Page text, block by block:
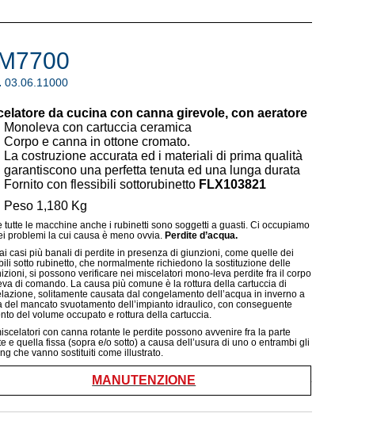
03.06.11000
da cucina con canna girevole, con aeratore
Monoleva con cartuccia ceramica
Corpo e canna in ottone cromato.
La costruzione accurata ed i materiali di prima qualità
garantiscono una perfetta tenuta ed una lunga durata
Fornito con flessibili sottorubinetto FLX103821
Peso 1,180 Kg
tutte le macchine anche i rubinetti sono soggetti a guasti. Ci occupiamo
problemi la cui causa è meno ovvia. Perdite d’acqua.
casi più banali di perdite in presenza di giunzioni, come quelle dei
sotto rubinetto, che normalmente richiedono la sostituzione delle
si possono verificare nei miscelatori mono-leva perdite fra il corpo
di comando. La causa più comune è la rottura della cartuccia di
solitamente causata dal congelamento dell’acqua in inverno a
del mancato svuotamento dell’impianto idraulico, con conseguente
del volume occupato e rottura della cartuccia.
con canna rotante le perdite possono avvenire fra la parte
e quella fissa (sopra e/o sotto) a causa dell’usura di uno o entrambi gli
che vanno sostituiti come illustrato.
MANUTENZIONE